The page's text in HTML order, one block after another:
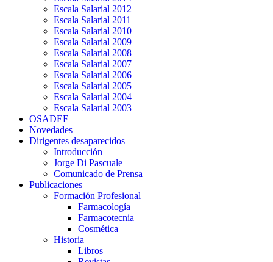
Escala Salarial 2012
Escala Salarial 2011
Escala Salarial 2010
Escala Salarial 2009
Escala Salarial 2008
Escala Salarial 2007
Escala Salarial 2006
Escala Salarial 2005
Escala Salarial 2004
Escala Salarial 2003
OSADEF
Novedades
Dirigentes desaparecidos
Introducción
Jorge Di Pascuale
Comunicado de Prensa
Publicaciones
Formación Profesional
Farmacología
Farmacotecnia
Cosmética
Historia
Libros